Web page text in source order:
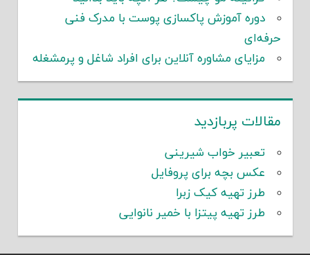
دوره آموزش پاکسازی پوست با مدرک فنی
حرفه‌ای
مزایای مشاوره آنلاین برای افراد شاغل و پرمشغله
مقالات پربازدید
تعبیر خواب شیرینی
عکس بچه برای پروفایل
طرز تهیه کیک زبرا
طرز تهیه پیتزا با خمیر نانوایی